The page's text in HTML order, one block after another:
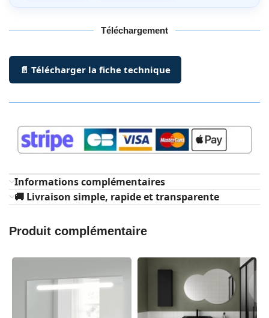
Téléchargement
📄 Télécharger la fiche technique
Informations complémentaires
🚚 Livraison simple, rapide et transparente
Produit complémentaire